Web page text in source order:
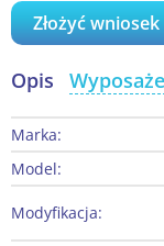
Złożyć
Opis
Marka:
Model:
Modyfikacja: